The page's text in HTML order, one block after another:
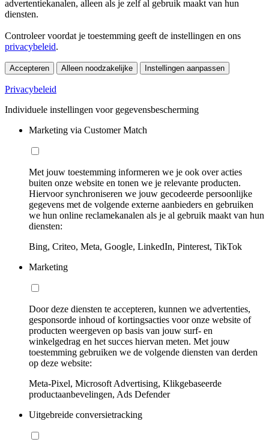
advertentiekanalen, alleen als je zelf al gebruik maakt van hun
diensten.
Controleer voordat je toestemming geeft de instellingen en ons
privacybeleid.
Accepteren Alleen noodzakelijke Instellingen aanpassen
Privacybeleid
Individuele instellingen voor gegevensbescherming
Marketing via Customer Match
Met jouw toestemming informeren we je ook over acties
buiten onze website en tonen we je relevante producten.
Hiervoor synchroniseren we jouw gecodeerde persoonlijke
gegevens met de volgende externe aanbieders en gebruiken
we hun online reclamekanalen als je al gebruik maakt van hun
diensten:
Bing, Criteo, Meta, Google, LinkedIn, Pinterest, TikTok
Marketing
Door deze diensten te accepteren, kunnen we advertenties,
gesponsorde inhoud of kortingsacties voor onze website of
producten weergeven op basis van jouw surf- en
winkelgedrag en het succes hiervan meten. Met jouw
toestemming gebruiken we de volgende diensten van derden
op deze website:
Meta-Pixel, Microsoft Advertising, Klikgebaseerde
productaanbevelingen, Ads Defender
Uitgebreide conversietracking